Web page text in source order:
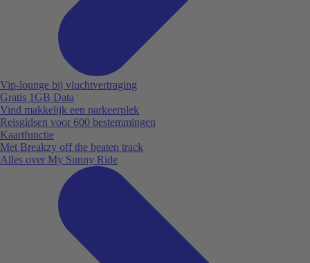
Vip-lounge bij vluchtvertraging
Gratis 1GB Data
Vind makkelijk een parkeerplek
Reisgidsen voor 600 bestemmingen
Kaartfunctie
Met Breakzy off the beaten track
Alles over My Sunny Ride